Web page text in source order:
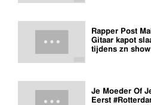
Rapper Post
Gitaar kapot
tijdens zn show
Je Moeder Of
Eerst